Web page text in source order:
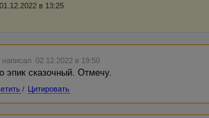
01.12.2022 в 13:25
написал 02.12.2022 в 19:50
эпик сказочный. Отмечу.
/ Цитировать